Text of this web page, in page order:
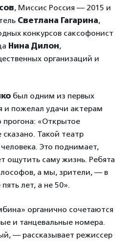
, Миссис Россия — 2015 и
Светлана Гагарина,
конкурсов саксофонист
Нина Дилон,
организаций и
был одним из первых
и пожелал удачи актерам
прогона: «Открытое
сказано. Такой театр
Это поднимает,
ощутить саму жизнь. Ребята
а мы, зрители, — в
лет, а не 50».
органично сочетаются
и танцевальные номера.
— рассказывает режиссер